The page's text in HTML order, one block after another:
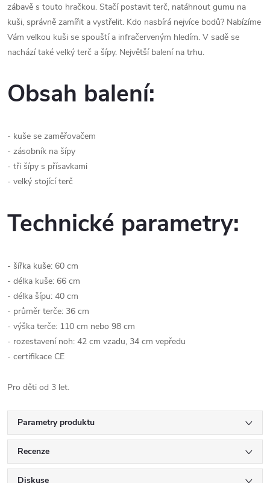
zábavě s touto hračkou. Stačí postavit terč, natáhnout gumu na
kuši, správně zamířit a vystřelit. Kdo nasbírá nejvíce bodů? Nabízíme
Vám velkou kuši se spouští a infračerveným hledím. V sadě se
nachází také velký terč a šípy. Největší balení na trhu.
Obsah balení:
- kuše se zaměřovačem
- zásobník na šípy
- tři šípy s přísavkami
- velký stojící terč
Technické parametry:
- šířka kuše: 60 cm
- délka kuše: 66 cm
- délka šípu: 40 cm
- průměr terče: 36 cm
- výška terče: 110 cm nebo 98 cm
- rozestavení noh: 42 cm vzadu, 34 cm vepředu
- certifikace CE
Pro děti od 3 let.
Parametry produktu
Recenze
Diskuse